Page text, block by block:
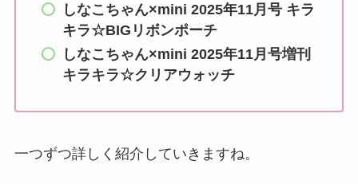
しなこちゃん×mini 2025年11月号 キラ
キラ☆BIGリボンポーチ
しなこちゃん×mini 2025年11月号増刊
キラキラ☆クリアウォッチ
一つずつ詳しく紹介していきますね。